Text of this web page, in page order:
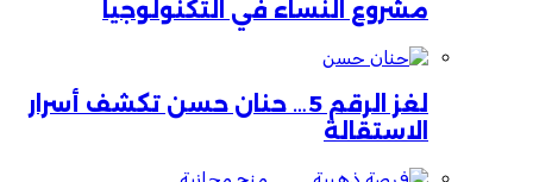
مشروع النساء في التكنولوجيا
لغز الرقم 5… حنان حسن تكشف أسرار
الاستقالة